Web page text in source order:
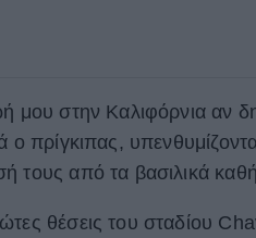
μου στην Καλιφόρνια αν
πρίγκιπας,
τους από τα βασιλικά
θέσεις του σταδίου